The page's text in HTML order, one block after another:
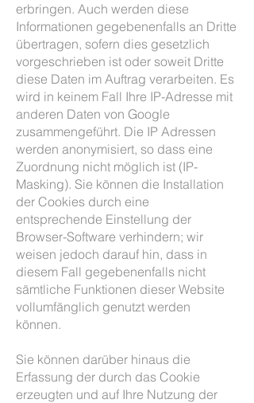
erbringen. Auch werden diese
Informationen gegebenenfalls an Dritte
übertragen, sofern dies gesetzlich
vorgeschrieben ist oder soweit Dritte
diese Daten im Auftrag verarbeiten. Es
wird in keinem Fall Ihre IP-Adresse mit
anderen Daten von Google
zusammengeführt. Die IP Adressen
werden anonymisiert, so dass eine
Zuordnung nicht möglich ist (IP-
Masking). Sie können die Installation
der Cookies durch eine
entsprechende Einstellung der
Browser-Software verhindern; wir
weisen jedoch darauf hin, dass in
diesem Fall gegebenenfalls nicht
sämtliche Funktionen dieser Website
vollumfänglich genutzt werden
können.
Sie können darüber hinaus die
Erfassung der durch das Cookie
erzeugten und auf Ihre Nutzung der